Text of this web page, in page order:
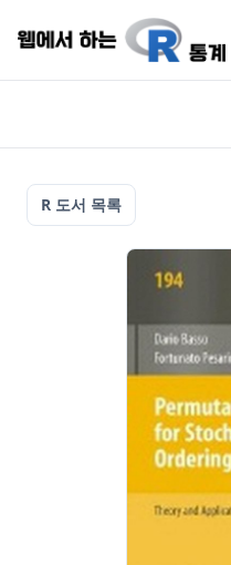
R 도서 목록